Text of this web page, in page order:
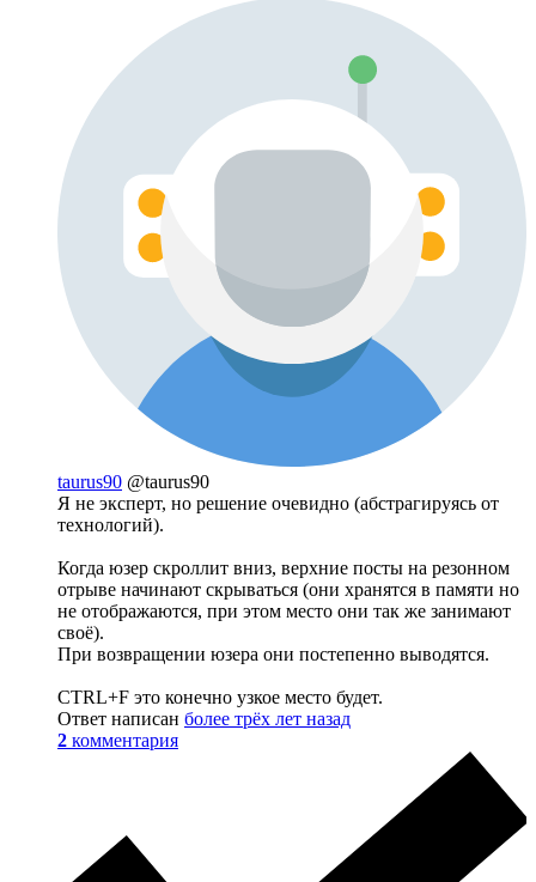
taurus90 @taurus90
Я не эксперт, но решение очевидно (абстрагируясь от
технологий).
Когда юзер скроллит вниз, верхние посты на резонном
отрыве начинают скрываться (они хранятся в памяти но
не отображаются, при этом место они так же занимают
своё).
При возвращении юзера они постепенно выводятся.
CTRL+F это конечно узкое место будет.
Ответ написан более трёх лет назад
2 комментария